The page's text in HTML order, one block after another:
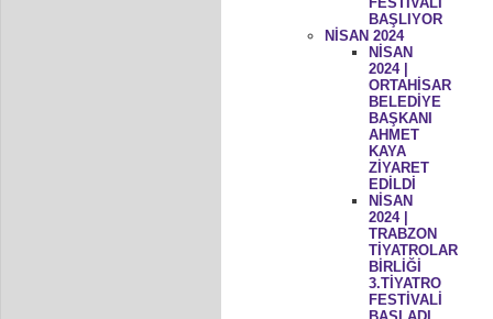
BAŞLIYOR
NİSAN 2024
NİSAN
2024 |
ORTAHİSAR
BELEDİYE
BAŞKANI
AHMET
KAYA
ZİYARET
EDİLDİ
NİSAN
2024 |
TRABZON
TİYATROLAR
BİRLİĞİ
3.TİYATRO
FESTİVALİ